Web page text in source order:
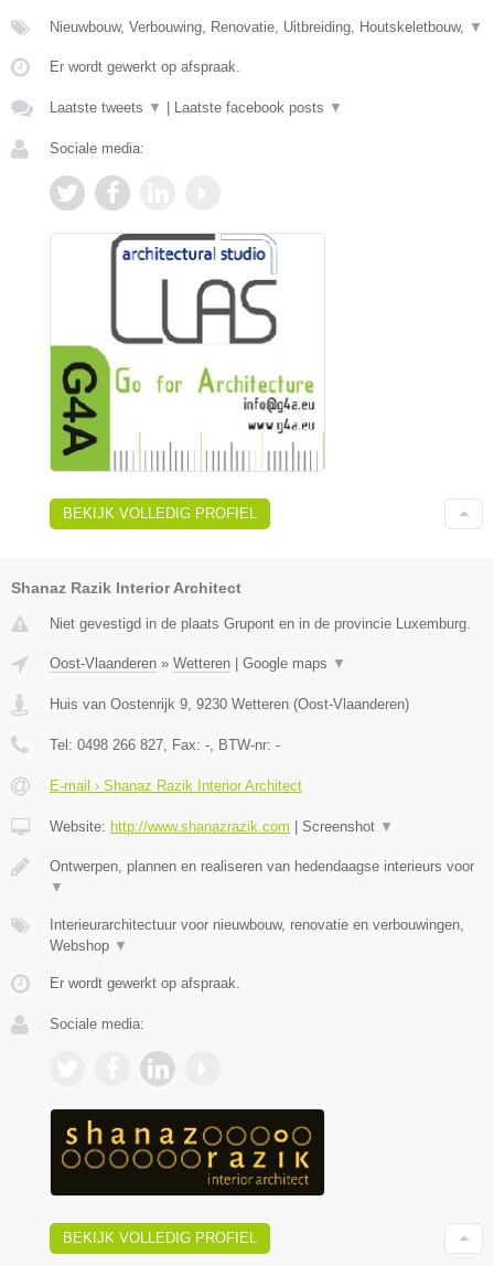
Nieuwbouw, Verbouwing, Renovatie, Uitbreiding, Houtskeletbouw, ▼
Er wordt gewerkt op afspraak.
Laatste tweets ▼ Laatste facebook posts ▼
Sociale media:
BEKIJK VOLLEDIG PROFIEL
Shanaz Razik Interior Architect
Niet gevestigd in de plaats Grupont en in de provincie Luxemburg.
Oost-Vlaanderen » Wetteren | Google maps ▼
Huis van Oostenrijk 9 9230 Wetteren (Oost-Vlaanderen)
Tel: 0498 266 827 , Fax: - , BTW-nr: -
E-mail › Shanaz Razik Interior Architect
Website: http://www.shanazrazik.com | Screenshot ▼
Ontwerpen, plannen en realiseren van hedendaagse interieurs voor
▼
Interieurarchitectuur voor nieuwbouw, renovatie en verbouwingen,
Webshop ▼
Er wordt gewerkt op afspraak.
Sociale media:
BEKIJK VOLLEDIG PROFIEL